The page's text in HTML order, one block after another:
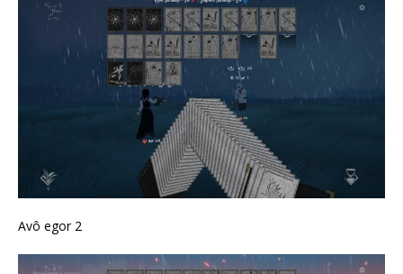
Avô egor 2